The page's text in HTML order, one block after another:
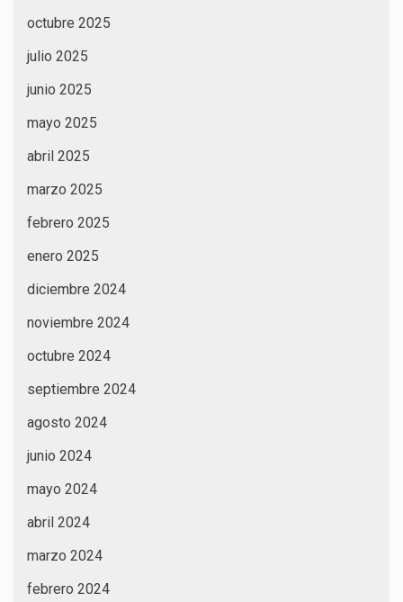
octubre 2025
julio 2025
junio 2025
mayo 2025
abril 2025
marzo 2025
febrero 2025
enero 2025
diciembre 2024
noviembre 2024
octubre 2024
septiembre 2024
agosto 2024
junio 2024
mayo 2024
abril 2024
marzo 2024
febrero 2024